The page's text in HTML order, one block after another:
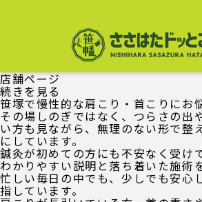
テ
ン
ツ
に
移
動
店舗ページ
店
舗
ペ
ー
ジ
の
続きを見る
笹塚で慢性的な肩こり・首こりにお
その場しのぎではなく、つらさの出
い方も見ながら、無理のない形で整
にしています。
鍼灸が初めての方にも不安なく受け
わかりやすい説明と落ち着いた施術
忙しい毎日の中でも、少しでも安心
指しています。